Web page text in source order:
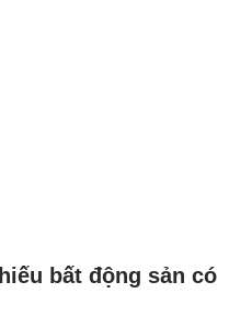
bất động sản có